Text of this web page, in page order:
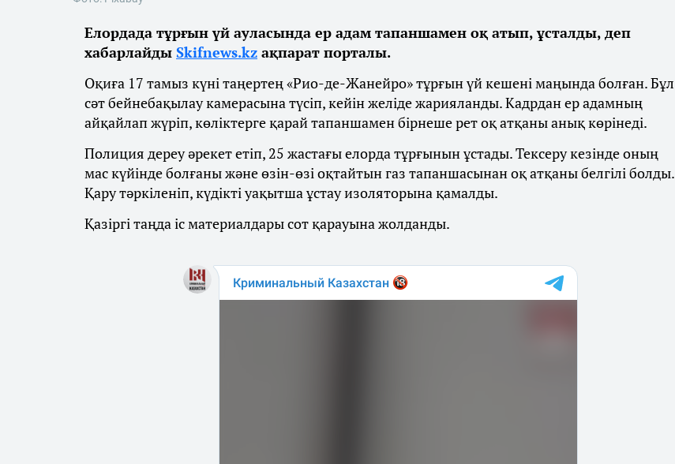
Елордада тұрғын үй ауласында ер адам тапаншамен оқ атып, ұсталды, деп
хабарлайды Skifnews.kz ақпарат порталы.
Оқиға 17 тамыз күні таңертең «Рио-де-Жанейро» тұрғын үй кешені маңында болған. Бұл
сәт бейнебақылау камерасына түсіп, кейін желіде жарияланды. Кадрдан ер адамның
айқайлап жүріп, көліктерге қарай тапаншамен бірнеше рет оқ атқаны анық көрінеді.
Полиция дереу әрекет етіп, 25 жастағы елорда тұрғынын ұстады. Тексеру кезінде оның
мас күйінде болғаны және өзін-өзі оқтайтын газ тапаншасынан оқ атқаны белгілі болды.
Қару тәркіленіп, күдікті уақытша ұстау изоляторына қамалды.
Қазіргі таңда іс материалдары сот қарауына жолданды.